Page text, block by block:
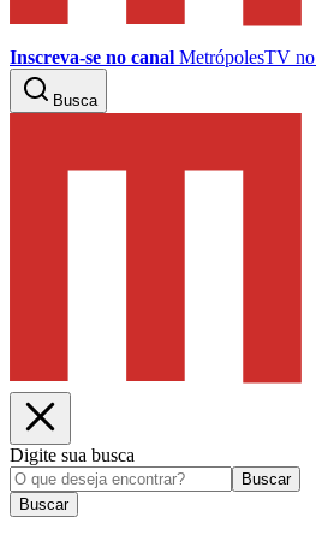
Inscreva-se no canal MetrópolesTV no
Busca
Digite sua busca
Buscar
Buscar